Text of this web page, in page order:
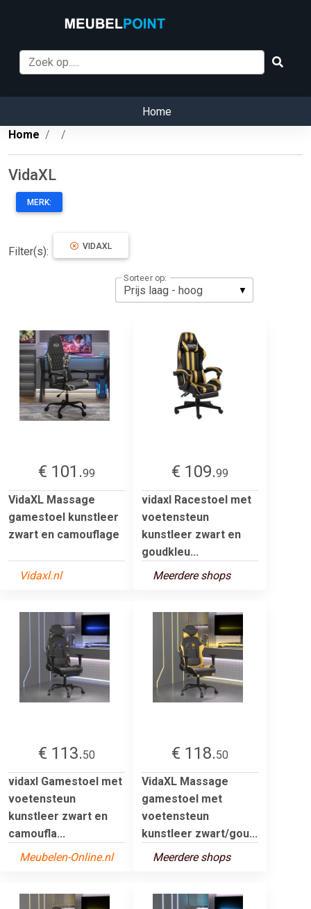
Home
Home
VidaXL
MERK:
Filter(s): VIDAXL
Sorteer op:
€ 101.99
VidaXL Massage
gamestoel kunstleer
zwart en camouflage
Vidaxl.nl
€ 109.99
vidaxl Racestoel met
voetensteun
kunstleer zwart en
goudkleu...
Meerdere shops
€ 113.50
vidaxl Gamestoel met
voetensteun
kunstleer zwart en
camoufla...
Meubelen-Online.nl
€ 118.50
VidaXL Massage
gamestoel met
voetensteun
kunstleer zwart/gou...
Meerdere shops